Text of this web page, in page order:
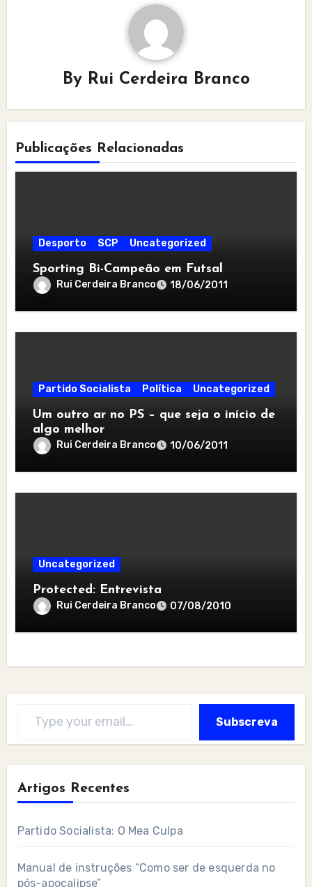
By Rui Cerdeira Branco
Publicações Relacionadas
Desporto SCP Uncategorized
Sporting Bi-Campeão em Futsal
Rui Cerdeira Branco 18/06/2011
Partido Socialista Política Uncategorized
Um outro ar no PS – que seja o início de
algo melhor
Rui Cerdeira Branco 10/06/2011
Uncategorized
Protected: Entrevista
Rui Cerdeira Branco 07/08/2010
Subscreva
Artigos Recentes
Partido Socialista: O Mea Culpa
Manual de instruções “Como ser de esquerda no
pós-apocalipse”